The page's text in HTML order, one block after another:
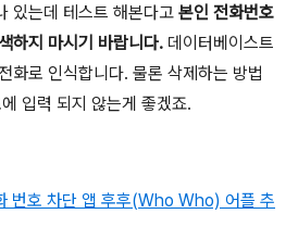
있는데 테스트 해본다고 본인 전화번호
하지 마시기 바랍니다. 데이터베이스트
화로 인식합니다. 물론 삭제하는 방법
입력 되지 않는게 좋겠죠.
번호 차단 앱 후후(Who Who) 어플 추